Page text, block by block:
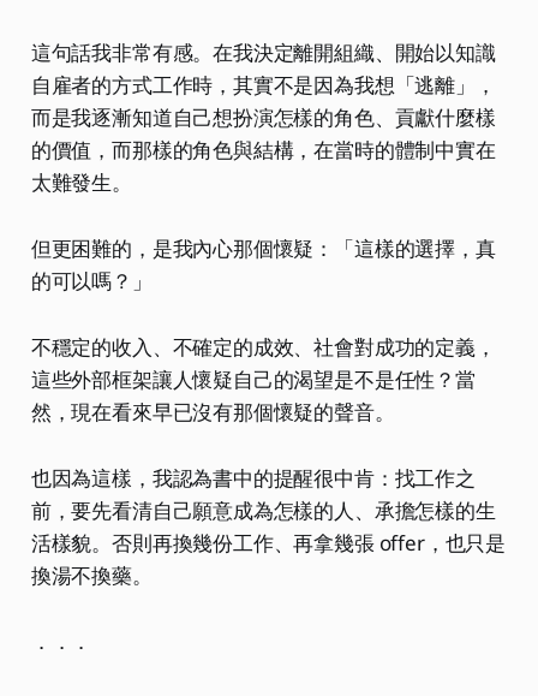
這句話我非常有感。在我決定離開組織、開始以知識
自雇者的方式工作時，其實不是因為我想「逃離」，
而是我逐漸知道自己想扮演怎樣的角色、貢獻什麼樣
的價值，而那樣的角色與結構，在當時的體制中實在
太難發生。
但更困難的，是我內心那個懷疑：「這樣的選擇，真
的可以嗎？」
不穩定的收入、不確定的成效、社會對成功的定義，
這些外部框架讓人懷疑自己的渴望是不是任性？當
然，現在看來早已沒有那個懷疑的聲音。
也因為這樣，我認為書中的提醒很中肯：找工作之
前，要先看清自己願意成為怎樣的人、承擔怎樣的生
活樣貌。否則再換幾份工作、再拿幾張 offer，也只是
換湯不換藥。
．．．